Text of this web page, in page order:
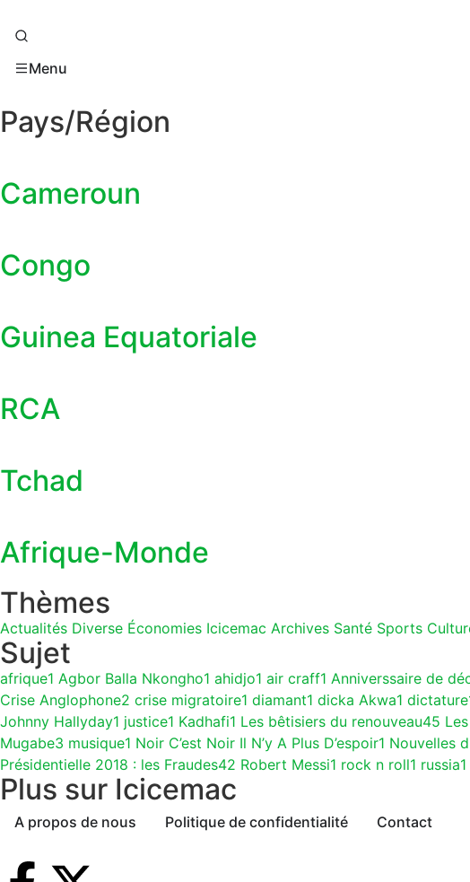
Menu
Pays/Région
Cameroun
Congo
Guinea Equatoriale
RCA
Tchad
Afrique-Monde
Thèmes
Actualités Diverse Économies Icicemac Archives Santé Sports
Sujet
afrique1 Agbor Balla Nkongho1 ahidjo1 air craff1 Anniverssaire de
Crise Anglophone2 crise migratoire1 diamant1 dicka Akwa1 dictature
Johnny Hallyday1 justice1 Kadhafi1 Les bêtisiers du renouveau45
Mugabe3 musique1 Noir C’est Noir Il N’y A Plus D’espoir1 Nouvelles
Présidentielle 2018 : les Fraudes42 Robert Messi1 rock n roll1 russia1
Plus sur Icicemac
A propos de nous Politique de confidentialité Contact